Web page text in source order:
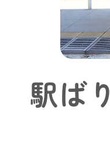
駅ば